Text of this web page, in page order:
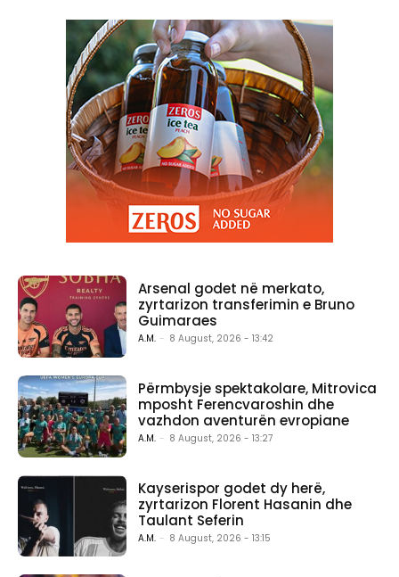
Arsenal godet në merkato,
zyrtarizon transferimin e Bruno
Guimaraes
A.M. - 8 August, 2026 - 13:42
Përmbysje spektakolare, Mitrovica
mposht Ferencvaroshin dhe
vazhdon aventurën evropiane
A.M. - 8 August, 2026 - 13:27
Kayserispor godet dy herë,
zyrtarizon Florent Hasanin dhe
Taulant Seferin
A.M. - 8 August, 2026 - 13:15